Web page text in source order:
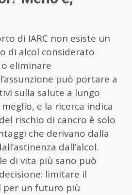
di IARC non esiste un
di alcol considerato
eliminare
può portare a
sulla salute a lungo
e la ricerca indica
rischio di cancro è solo
che derivano dalla
dall’alcol.
di vita più sano può
limitare il
per un futuro più